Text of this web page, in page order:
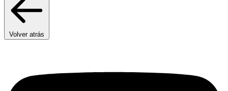
Volver atrás